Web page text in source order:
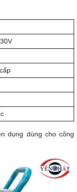
dụng dùng cho công